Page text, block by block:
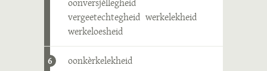
vergeetechtegheid werkelekheid
werkeloesheid
6 oonkèrkelekheid